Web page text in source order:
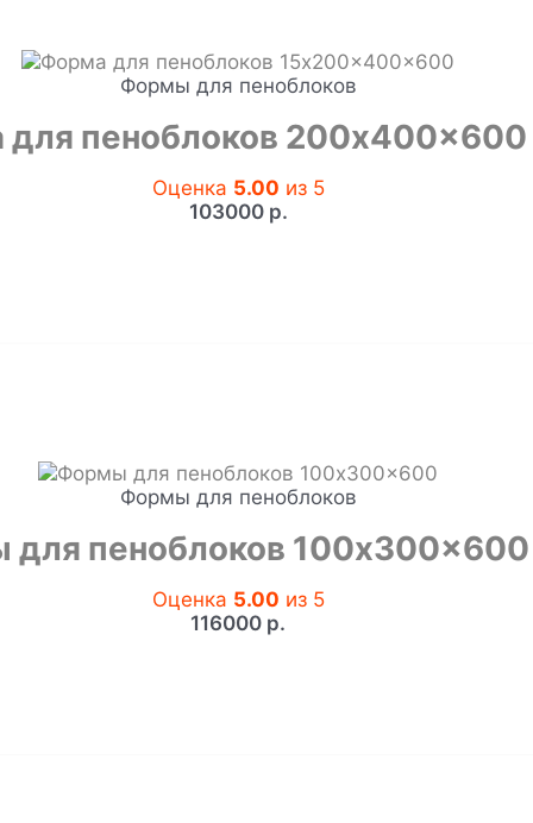
Формы для пеноблоков
пеноблоков
Оценка 5.00 из 5
103000 р.
Формы для пеноблоков
пеноблоков
Оценка 5.00 из 5
116000 р.